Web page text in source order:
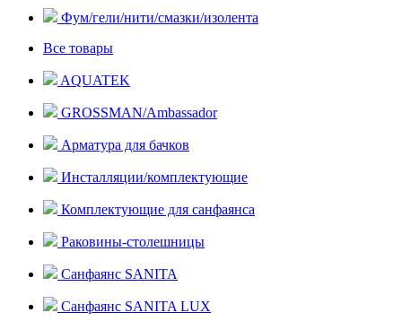
Фум/гели/нити/смазки/изолента
Все товары
AQUATEK
GROSSMAN/Ambassador
Арматура для бачков
Инсталляции/комплектующие
Комплектующие для санфаянса
Раковины-столешницы
Санфаянс SANITA
Санфаянс SANITA LUX